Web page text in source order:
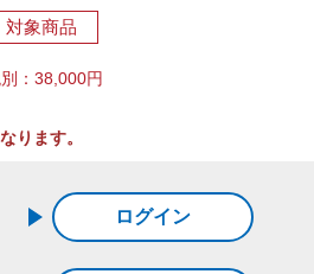
象商品
：38,000円
ります。
ログイン